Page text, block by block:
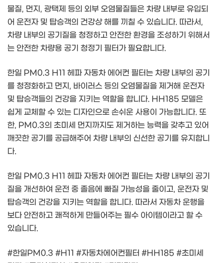
물질, 먼지, 광택제 등의 외부 오염물질들은 차량 내부로 유입되
어 운전자 및 탑승객의 건강상 해를 끼칠 수 있습니다. 따라서,
차량 내부의 공기질을 청정하고 안전한 환경을 조성하기 위해서
는 안전한 차량용 공기 청정기 필터가 필요합니다.
한일 PM0.3 H11 헤파 자동차 에어컨 필터는 차량 내부의 공기
를 청정화하고 먼지, 바이러스 등의 오염물질을 제거해 운전자
및 탑승객들의 건강을 지키는 역할을 합니다. HH185 모델은
쉽게 교체할 수 있는 디자인으로 손쉬운 사용이 가능합니다. 또
한, PM0.3의 초미세 먼지까지도 제거하는 능력을 갖추고 있어
깨끗한 공기를 공급해주어 차량 내부의 신선한 공기를 유지합니
다.
한일 PM0.3 H11 헤파 자동차 에어컨 필터는 차량 내부의 공기
질을 개선하여 운전 중 졸음에 빠질 가능성을 줄이고, 운전자 및
탑승객의 건강을 지키는 역할을 합니다. 따라서 자동차 운행을
보다 안전하고 쾌적하게 만들어주는 필수 아이템이라고 할 수
있습니다.
#한일PM0.3 #H11 #자동차에어컨필터 #HH185 #초미세